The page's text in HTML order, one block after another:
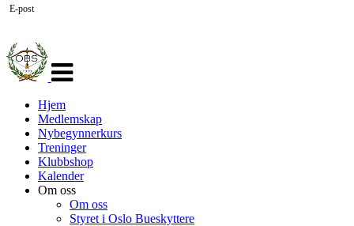
navigasjon
Hjem
Medlemskap
Nybegynnerkurs
Treninger
Klubbshop
Kalender
Om oss
Om oss
Styret i Oslo Bueskyttere
E-post